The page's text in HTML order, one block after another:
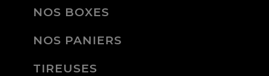
NOS BOXES
NOS PANIERS
TIREUSES